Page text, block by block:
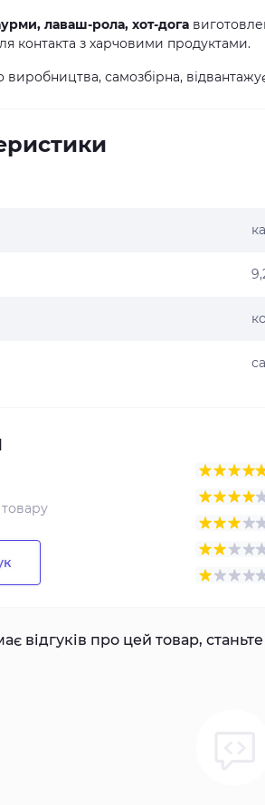
лаваш-рола, хот-дога
контакта з харчовими продуктами.
виробництва, самозбірна,
відгуків про цей товар,